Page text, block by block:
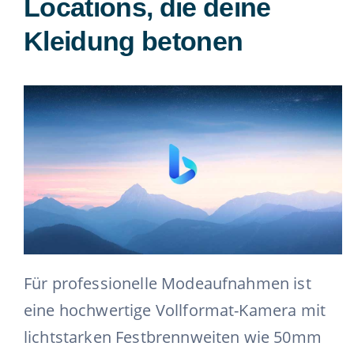
Locations, die deine
Kleidung betonen
Für professionelle Modeaufnahmen ist
eine hochwertige Vollformat-Kamera mit
lichtstarken Festbrennweiten wie 50mm